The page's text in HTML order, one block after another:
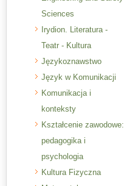
Sciences
Irydion. Literatura -
Teatr - Kultura
Językoznawstwo
Język w Komunikacji
Komunikacja i
konteksty
Kształcenie zawodowe:
pedagogika i
psychologia
Kultura Fizyczna